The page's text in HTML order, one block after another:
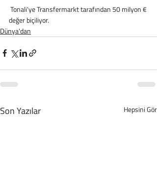
değer biçiliyor.
Dünya'dan
Son Yazılar Hepsini Gör